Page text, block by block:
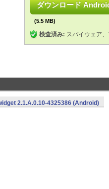
ダウンロード
(5.5 MB)
検査済み: スパイウェア
2.1.A.0.10-4325386 (Android)